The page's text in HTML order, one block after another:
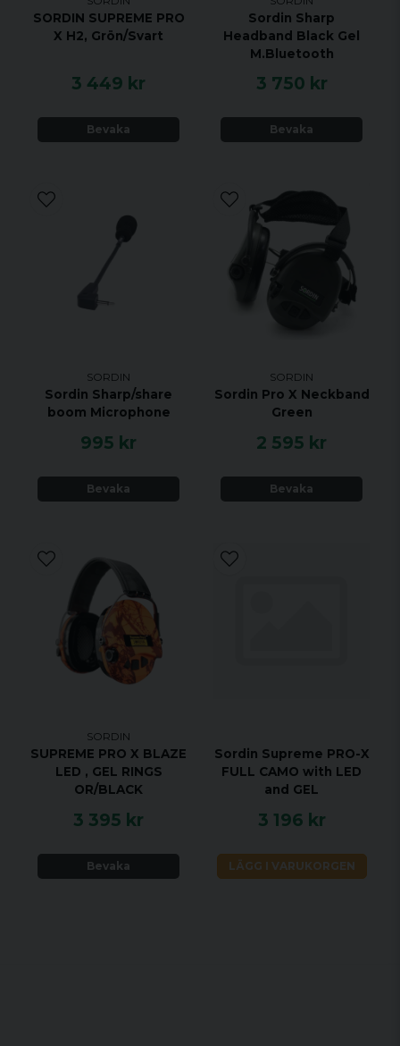
SORDIN SUPREME PRO
X H2, Grön/Svart
3 449 kr
Bevaka
Sordin Sharp
Headband Black Gel
M.Bluetooth
3 750 kr
Bevaka
SORDIN
Sordin Sharp/share
boom Microphone
995 kr
Bevaka
SORDIN
Sordin Pro X Neckband
Green
2 595 kr
Bevaka
SORDIN
SUPREME PRO X BLAZE
LED , GEL RINGS
OR/BLACK
3 395 kr
Bevaka
Sordin Supreme PRO-X
FULL CAMO with LED
and GEL
3 196 kr
LÄGG I VARUKORGEN